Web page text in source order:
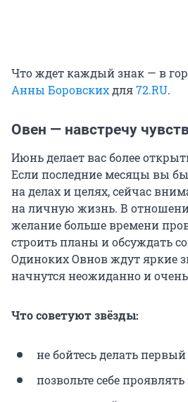
Что ждет каждый знак — в
Анны Боровскихдля72.RU.
Овен — навстречу
Июнь делает вас более
Если последние месяцы вы
на делах и целях, сейчас
на личную жизнь. В
желание больше времени
строить планы и обсуждать
Одиноких Овнов ждут яркие
начнутся неожиданно и
Что советуют звёзды:
не бойтесь делать
позвольте себе